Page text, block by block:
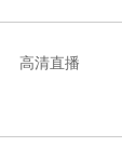
高清直播